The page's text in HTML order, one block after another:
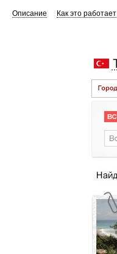
Описание Как это работает